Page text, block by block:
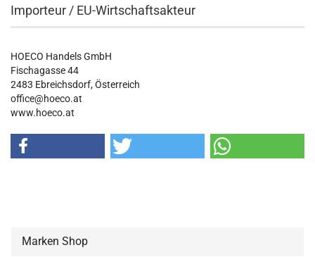
Importeur / EU-Wirtschaftsakteur
HOECO Handels GmbH
Fischagasse 44
2483 Ebreichsdorf, Österreich
office@hoeco.at
www.hoeco.at
Marken Shop